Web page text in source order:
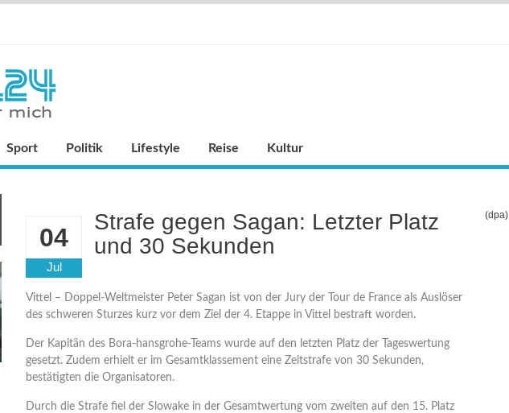
Sport Politik Lifestyle Reise Kultur
04
Jul
Strafe gegen Sagan: Letzter Platz
und 30 Sekunden
(dpa)
Vittel – Doppel-Weltmeister Peter Sagan ist von der Jury der Tour de France als Auslöser
des schweren Sturzes kurz vor dem Ziel der 4. Etappe in Vittel bestraft worden.
Der Kapitän des Bora-hansgrohe-Teams wurde auf den letzten Platz der Tageswertung
gesetzt. Zudem erhielt er im Gesamtklassement eine Zeitstrafe von 30 Sekunden,
bestätigten die Organisatoren.
Durch die Strafe fiel der Slowake in der Gesamtwertung vom zweiten auf den 15. Platz